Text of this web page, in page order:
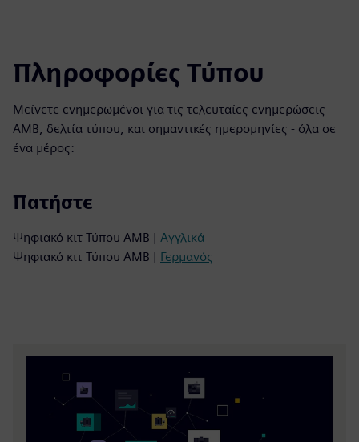
Πληροφορίες Τύπου
Μείνετε ενημερωμένοι για τις τελευταίες ενημερώσεις
AMB, δελτία τύπου, και σημαντικές ημερομηνίες - όλα σε
ένα μέρος:
Πατήστε
Ψηφιακό κιτ Τύπου AMB | Αγγλικά
Ψηφιακό κιτ Τύπου AMB | Γερμανός